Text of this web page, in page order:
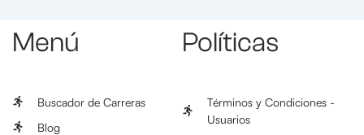
Menú
Buscador de Carreras
Blog
Políticas
Términos y Condiciones -
Usuarios